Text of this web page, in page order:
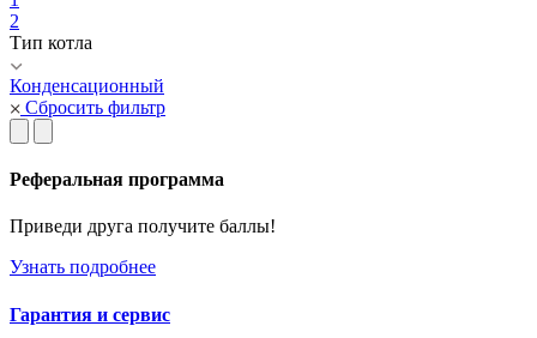
2
Тип котла
Конденсационный
Сбросить фильтр
Реферальная программа
Приведи друга получите баллы!
Узнать подробнее
Гарантия и сервис